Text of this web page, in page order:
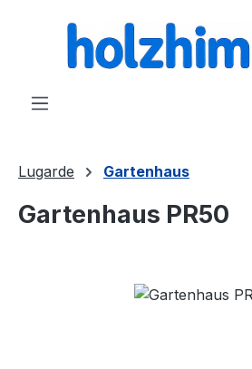
springen
Lugarde Gartenhaus
Gartenhaus PR50
Bildergalerie überspringen